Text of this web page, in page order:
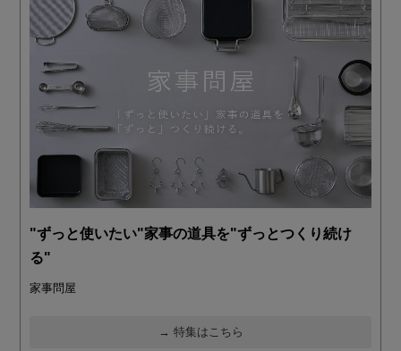
"ずっと使いたい"家事の道具を"ずっとつくり続け
る"
家事問屋
→ 特集はこちら